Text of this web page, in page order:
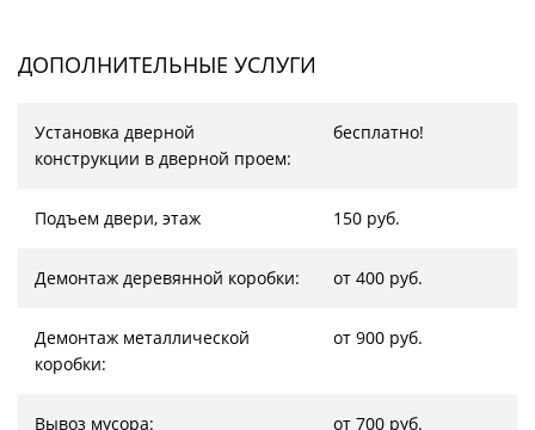
ДОПОЛНИТЕЛЬНЫЕ УСЛУГИ
Установка дверной
конструкции в дверной проем:
бесплатно!
Подъем двери, этаж 150 руб.
Демонтаж деревянной коробки: от 400 руб.
Демонтаж металлической
коробки:
от 900 руб.
Вывоз мусора: от 700 руб.